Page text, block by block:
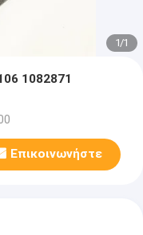
1/1
1082871
Επικοινωνήστε